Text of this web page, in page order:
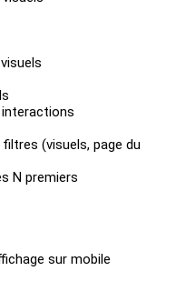
(visuels, page du
N premiers
sur mobile